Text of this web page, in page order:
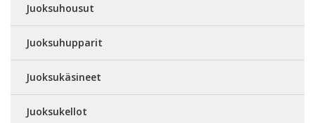
Juoksuhousut
Juoksuhupparit
Juoksukäsineet
Juoksukellot